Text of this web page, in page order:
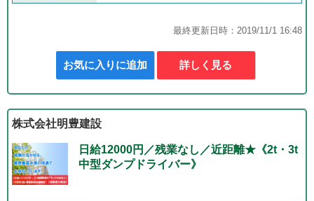
最終更新日時：2019/11/1 16:48
お気に入りに追加 詳しく見る
株式会社明豊建設
日給12000円／残業なし／近距離★《2t・3t
中型ダンプドライバー》